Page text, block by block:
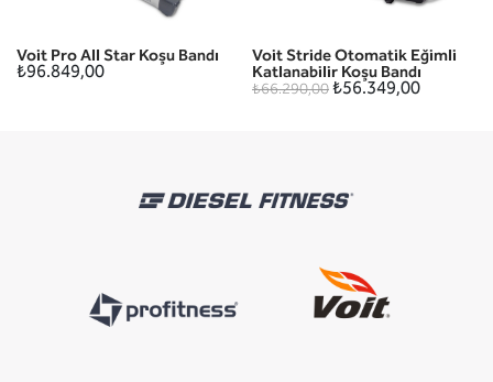
Voit Pro All Star Koşu Bandı
₺96.849,00
Voit Stride Otomatik Eğimli
Katlanabilir Koşu Bandı
₺66.290,00₺56.349,00